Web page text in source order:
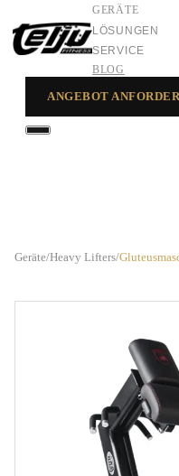
GERÄTE
LÖSUNGEN
SERVICE
BLOG
ANGEBOT
Geräte/Heavy Lifters/